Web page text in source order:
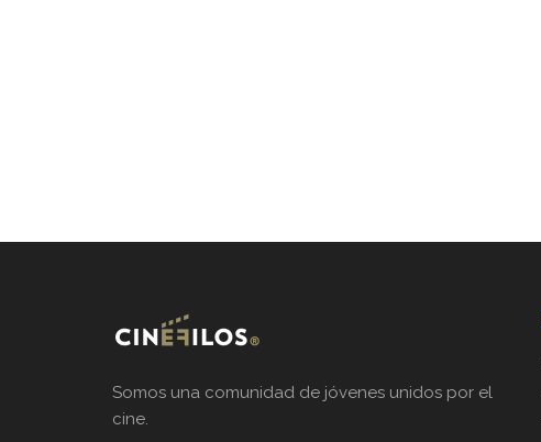
Somos una comunidad de jóvenes unidos por el
cine.